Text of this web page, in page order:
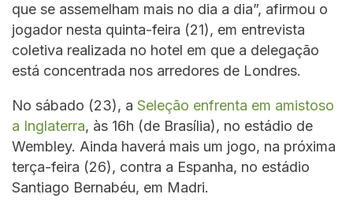
que se assemelham mais no dia a dia”, afirmou o
jogador nesta quinta-feira (21), em entrevista
coletiva realizada no hotel em que a delegação
está concentrada nos arredores de Londres.
No sábado (23), a Seleção enfrenta em amistoso
a Inglaterra, às 16h (de Brasília), no estádio de
Wembley. Ainda haverá mais um jogo, na próxima
terça-feira (26), contra a Espanha, no estádio
Santiago Bernabéu, em Madri.